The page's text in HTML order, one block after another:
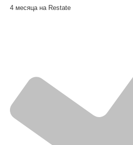
4 месяца на Restate